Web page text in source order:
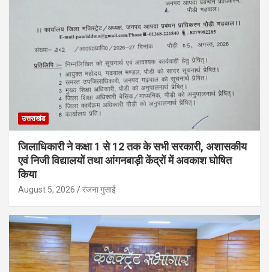
उत्तराखंड
जिलाधिकारी ने कक्षा 1 से 12 तक के सभी सरकारी, अशासकीय
एवं निजी विद्यालयों तथा आंगनबाड़ी केंद्रों में अवकाश घोषित
किया
August 5, 2026 रंजना गुसाई